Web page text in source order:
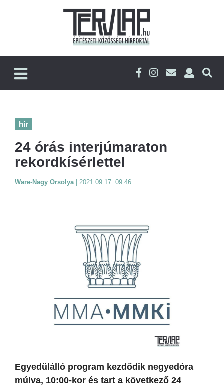
hír
24 órás interjúmaraton
rekordkísérlettel
Ware-Nagy Orsolya 2021.09.17. 09:46
Egyedülálló program kezdődik negyedóra
múlva, 10:00-kor és tart a következő 24